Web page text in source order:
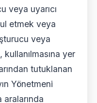
veya uyarıcı
etmek veya
veya
kullanılmasına yer
tutuklanan
Yönetmeni